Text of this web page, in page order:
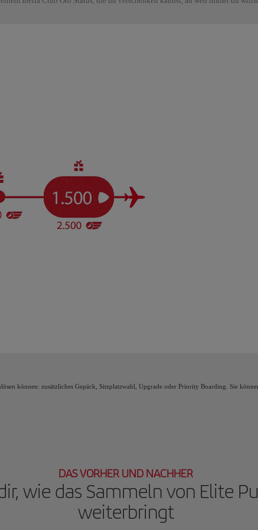
können: zusätzliches Gepäck, Sitzplatzwahl, Upgrade oder Priority Boarding. Sie
DAS VORHER UND NACHHER
wie das Sammeln von Elite
weiterbringt